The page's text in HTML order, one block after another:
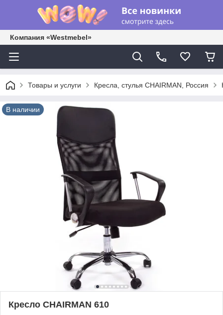
Компания «Westmebel»
Товары и услуги Кресла, стулья CHAIRMAN, Россия
В наличии
Кресло CHAIRMAN 610